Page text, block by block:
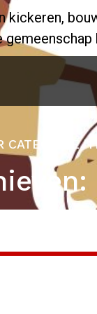
kickeren,
gemeenschap
CATEGORIE